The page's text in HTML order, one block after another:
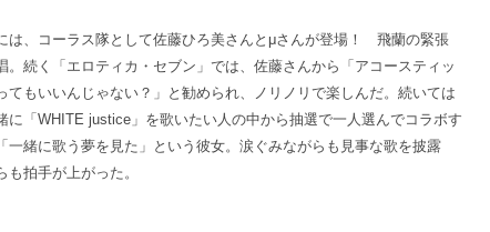
は、コーラス隊として佐藤ひろ美さんとμさんが登場！ 飛蘭の緊張
。続く「エロティカ・セブン」では、佐藤さんから「アコースティッ
てもいいんじゃない？」と勧められ、ノリノリで楽しんだ。続いては
に「WHITE justice」を歌いたい人の中から抽選で一人選んでコラボす
一緒に歌う夢を見た」という彼女。涙ぐみながらも見事な歌を披露
拍手が上がった。